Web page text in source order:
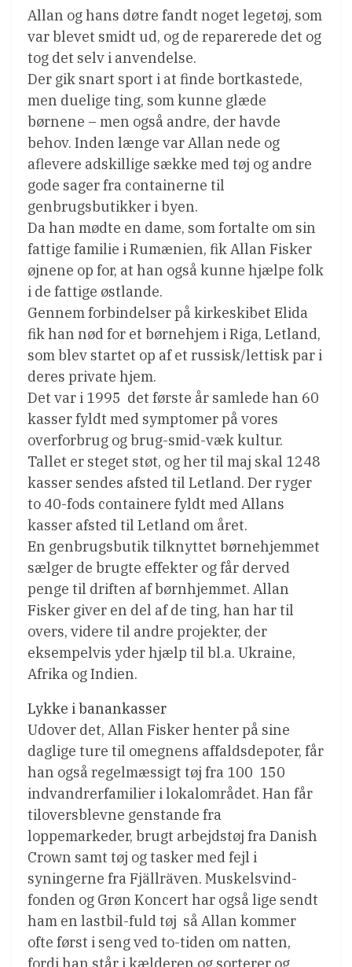
Allan og hans døtre fandt noget legetøj, som
var blevet smidt ud, og de reparerede det og
tog det selv i anvendelse.
Der gik snart sport i at finde bortkastede,
men duelige ting, som kunne glæde
børnene – men også andre, der havde
behov. Inden længe var Allan nede og
aflevere adskillige sække med tøj og andre
gode sager fra containerne til
genbrugsbutikker i byen.
Da han mødte en dame, som fortalte om sin
fattige familie i Rumænien, fik Allan Fisker
øjnene op for, at han også kunne hjælpe folk
i de fattige østlande.
Gennem forbindelser på kirkeskibet Elida
fik han nød for et børnehjem i Riga, Letland,
som blev startet op af et russisk/lettisk par i
deres private hjem.
Det var i 1995  det første år samlede han 60
kasser fyldt med symptomer på vores
overforbrug og brug-smid-væk kultur.
Tallet er steget støt, og her til maj skal 1248
kasser sendes afsted til Letland. Der ryger
to 40-fods containere fyldt med Allans
kasser afsted til Letland om året.
En genbrugsbutik tilknyttet børnehjemmet
sælger de brugte effekter og får derved
penge til driften af børnhjemmet. Allan
Fisker giver en del af de ting, han har til
overs, videre til andre projekter, der
eksempelvis yder hjælp til bl.a. Ukraine,
Afrika og Indien.
Lykke i banankasser
Udover det, Allan Fisker henter på sine
daglige ture til omegnens affaldsdepoter, får
han også regelmæssigt tøj fra 100  150
indvandrerfamilier i lokalområdet. Han får
tiloversblevne genstande fra
loppemarkeder, brugt arbejdstøj fra Danish
Crown samt tøj og tasker med fejl i
syningerne fra Fjällräven. Muskelsvind-
fonden og Grøn Koncert har også lige sendt
ham en lastbil-fuld tøj  så Allan kommer
ofte først i seng ved to-tiden om natten,